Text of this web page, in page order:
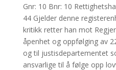
Gnr: 10 Bnr: 10
44 Gjelder denne
kritikk retter han mot
åpenhet og oppfølging av
og til justisdepartementet
ansvarlige til å følge opp